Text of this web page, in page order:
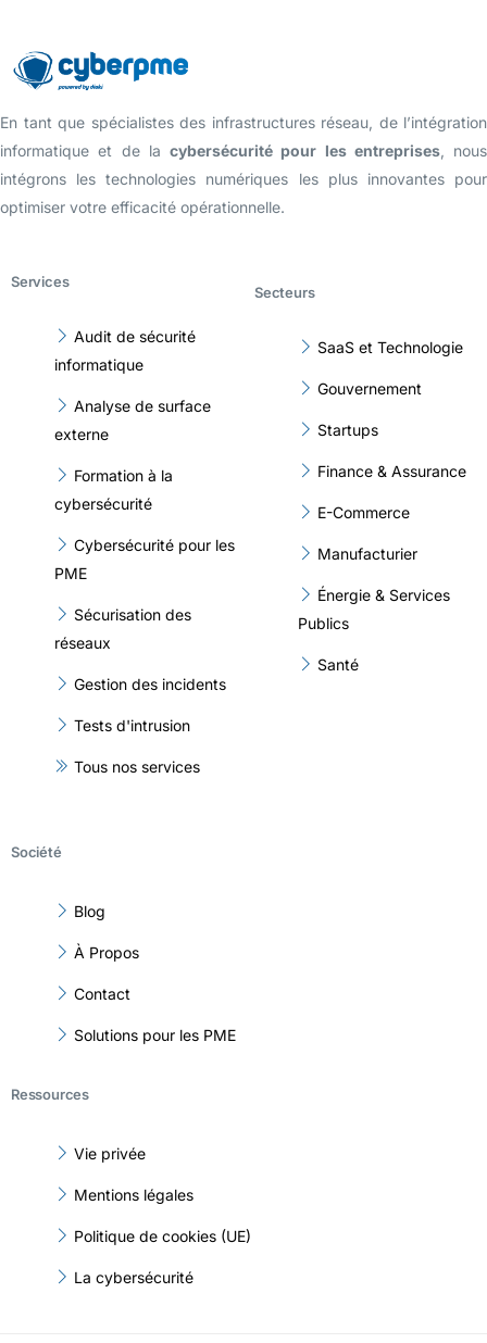
En tant que spécialistes des infrastructures réseau, de l’intégration
informatique et de la cybersécurité pour les entreprises, nous
intégrons les technologies numériques les plus innovantes pour
optimiser votre efficacité opérationnelle.
Services
Audit de sécurité
informatique
Analyse de surface
externe
Formation à la
cybersécurité
Cybersécurité pour les
PME
Sécurisation des
réseaux
Gestion des incidents
Tests d'intrusion
Tous nos services
Secteurs
SaaS et Technologie
Gouvernement
Startups
Finance & Assurance
E-Commerce
Manufacturier
Énergie & Services
Publics
Santé
Société
Blog
À Propos
Contact
Solutions pour les PME
Ressources
Vie privée
Mentions légales
Politique de cookies (UE)
La cybersécurité